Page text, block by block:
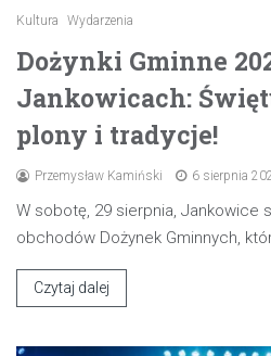
Kultura Wydarzenia
Dożynki Gminne
Jankowicach:
plony i tradycje!
Przemysław Kamiński 6 sierpnia
W sobotę, 29 sierpnia, Jankowice
obchodów Dożynek Gminnych,
Czytaj dalej